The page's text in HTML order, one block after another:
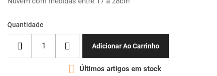
Quantidade
Adicionar Ao Carrinho
 Últimos artigos em stock